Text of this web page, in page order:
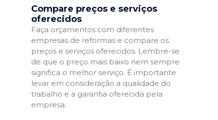
Compare preços e serviços
oferecidos
Faça orçamentos com diferentes
empresas de reformas e compare os
preços e serviços oferecidos. Lembre-se
de que o preço mais baixo nem sempre
significa o melhor serviço. É importante
levar em consideração a qualidade do
trabalho e a garantia oferecida pela
empresa.